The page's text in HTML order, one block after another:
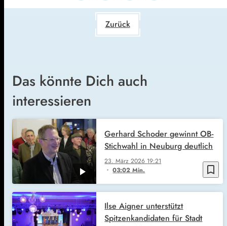
Zurück
Das könnte Dich auch
interessieren
bookmark_border
23. März 2026 19:21
03:02 Min.
Gerhard Schoder gewinnt OB-
Stichwahl in Neuburg deutlich
Ilse Aigner unterstützt
Spitzenkandidaten für Stadt